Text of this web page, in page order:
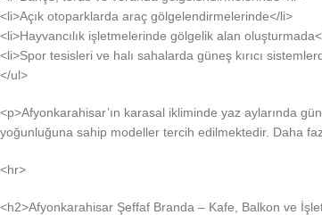
<li>Açık otoparklarda araç gölgelendirmelerinde</li>
<li>Hayvancılık işletmelerinde gölgelik alan
<li>Spor tesisleri ve halı sahalarda güneş kırıcı
</ul>
<p>Afyonkarahisar’ın karasal ikliminde yaz aylarında
yoğunluğuna sahip modeller tercih edilmektedir. Daha
<hr>
<h2>Afyonkarahisar Şeffaf Branda – Kafe, Balkon ve